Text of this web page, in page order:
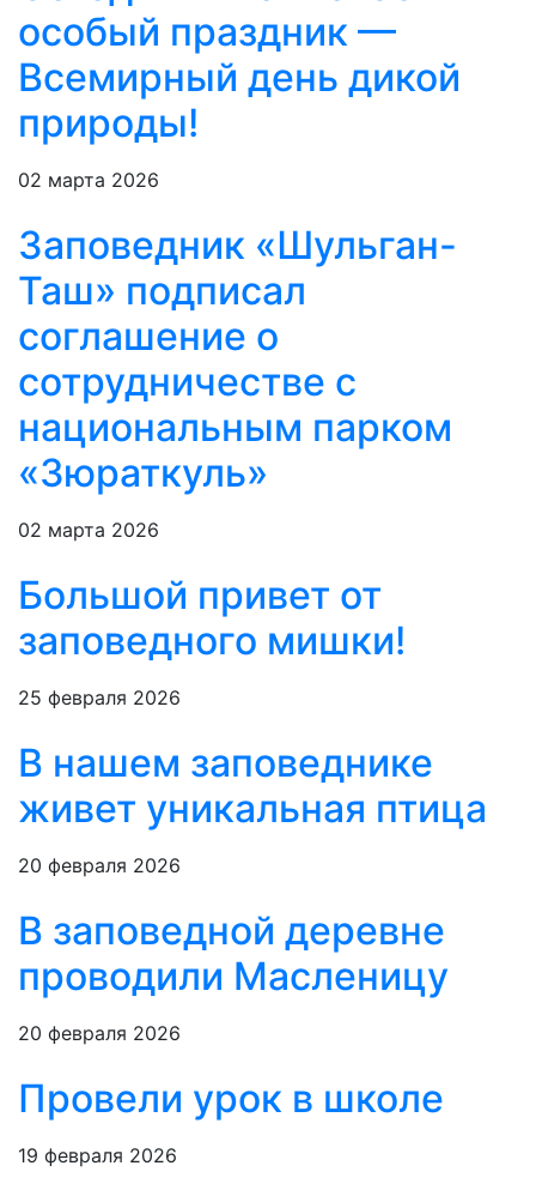
особый праздник —
Всемирный день дикой
природы!
02 марта 2026
Заповедник «Шульган-
Таш» подписал
соглашение о
сотрудничестве с
национальным парком
«Зюраткуль»
02 марта 2026
Большой привет от
заповедного мишки!
25 февраля 2026
В нашем заповеднике
живет уникальная птица
20 февраля 2026
В заповедной деревне
проводили Масленицу
20 февраля 2026
Провели урок в школе
19 февраля 2026